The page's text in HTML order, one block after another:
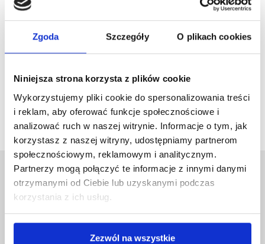
Zgoda Szczegóły O plikach cookies
Niniejsza strona korzysta z plików cookie
Wykorzystujemy pliki cookie do spersonalizowania treści
i reklam, aby oferować funkcje społecznościowe i
analizować ruch w naszej witrynie. Informacje o tym, jak
korzystasz z naszej witryny, udostępniamy partnerom
społecznościowym, reklamowym i analitycznym.
Partnerzy mogą połączyć te informacje z innymi danymi
otrzymanymi od Ciebie lub uzyskanymi podczas
korzystania z ich usług.
Zezwól na wszystkie
JOANNA KACZMAREK
LEARN MORE
Możliwość komentowania została wyłączona.
ZNAJDŹ NAS NA: